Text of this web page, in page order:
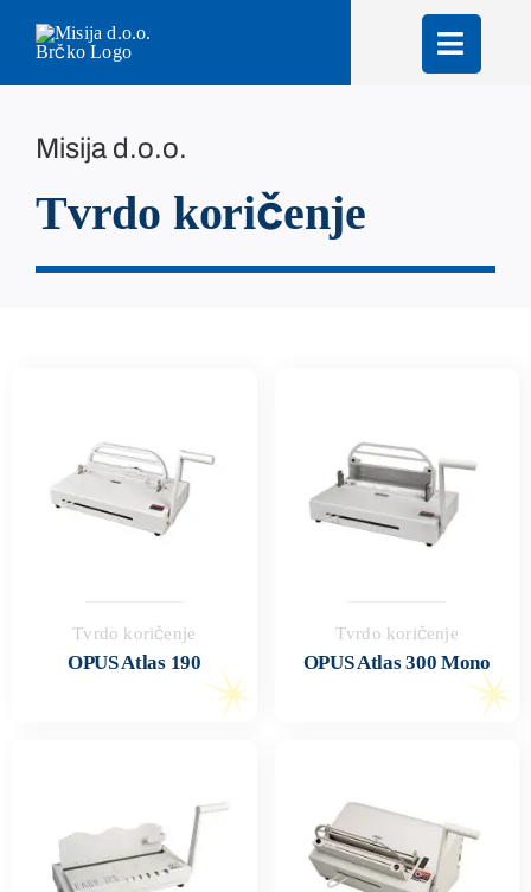
Misija d.o.o.
Tvrdo koričenje
Tvrdo koričenje
OPUS Atlas 190
Tvrdo koričenje
OPUS Atlas 300 Mono